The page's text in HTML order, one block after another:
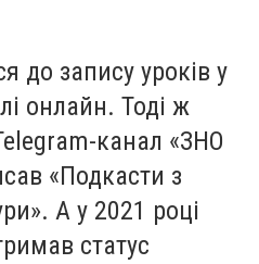
до запису уроків у
онлайн. Тоді ж
канал «ЗНО
«Подкасти з
А у 2021 році
статус